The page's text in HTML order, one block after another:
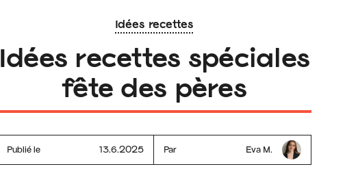
Idées recettes
Idées recettes spéciales
fête des pères
Publié le 13.6.2025 Par Eva M.